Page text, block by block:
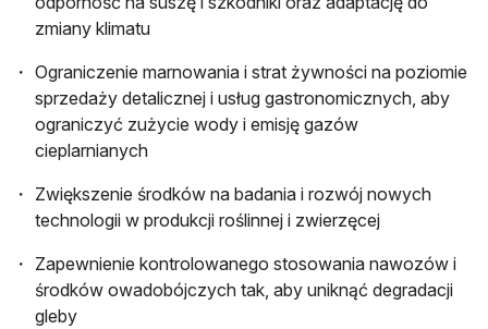
zmiany klimatu
Ograniczenie marnowania i strat żywności na poziomie
sprzedaży detalicznej i usług gastronomicznych, aby
ograniczyć zużycie wody i emisję gazów
cieplarnianych
Zwiększenie środków na badania i rozwój nowych
technologii w produkcji roślinnej i zwierzęcej
Zapewnienie kontrolowanego stosowania nawozów i
środków owadobójczych tak, aby uniknąć degradacji
gleby